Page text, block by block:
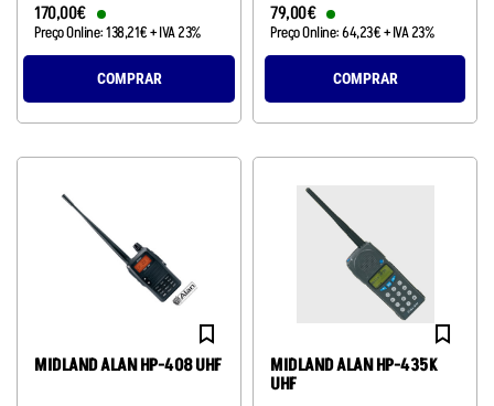
170,00€
Preço Online:138,21€+ IVA 23%
COMPRAR
79,00€
Preço Online:64,23€+ IVA 23%
COMPRAR
MIDLAND ALAN HP-408 UHF MIDLAND ALAN HP-435K
UHF